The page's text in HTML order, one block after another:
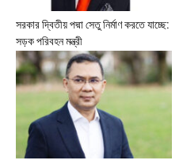
সরকার দ্বিতীয় পদ্মা সেতু নির্মাণ করতে যাচ্ছে:
সড়ক পরিবহন মন্ত্রী